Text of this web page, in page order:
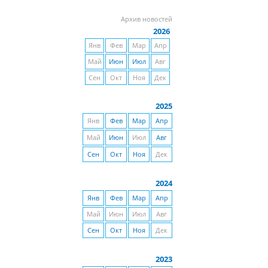
Архив новостей
2026
Янв Фев Мар
Апр
Май
Июн Июл
Авг
Сен
Окт Ноя Дек
2025
Янв Фев Мар
Апр
Май
Июн Июл
Авг
Сен
Окт Ноя Дек
2024
Янв Фев Мар
Апр
Май
Июн Июл
Авг
Сен
Окт Ноя Дек
2023